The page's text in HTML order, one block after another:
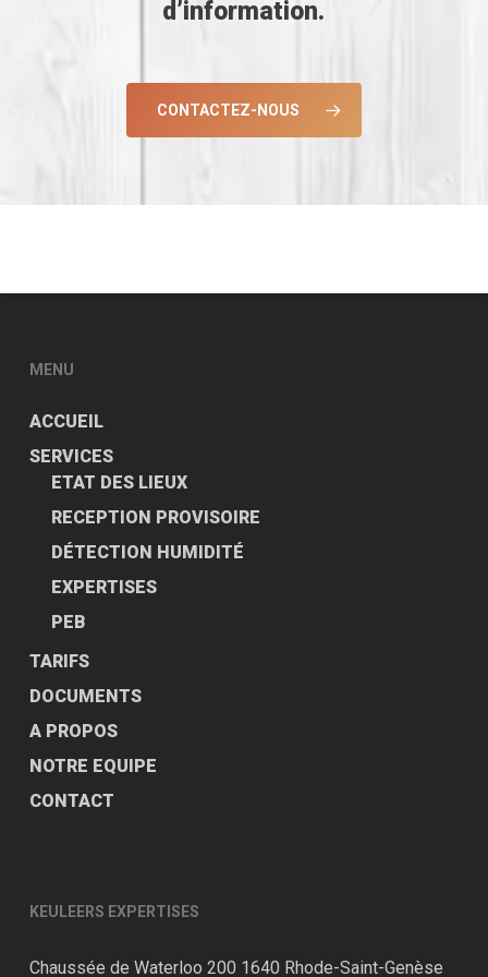
d’information.
CONTACTEZ-NOUS
MENU
ACCUEIL
SERVICES
ETAT DES LIEUX
RECEPTION PROVISOIRE
DÉTECTION HUMIDITÉ
EXPERTISES
PEB
TARIFS
DOCUMENTS
A PROPOS
NOTRE EQUIPE
CONTACT
KEULEERS EXPERTISES
Chaussée de Waterloo 200 1640 Rhode-Saint-Genèse